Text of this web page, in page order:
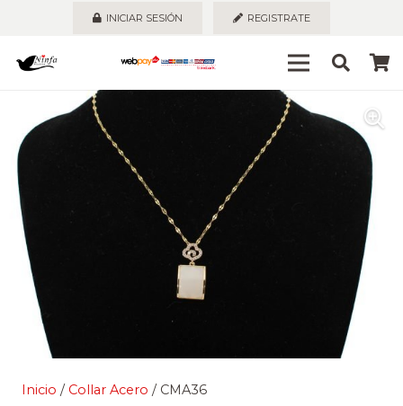
INICIAR SESIÓN REGISTRATE
Inicio / Collar Acero / CMA36